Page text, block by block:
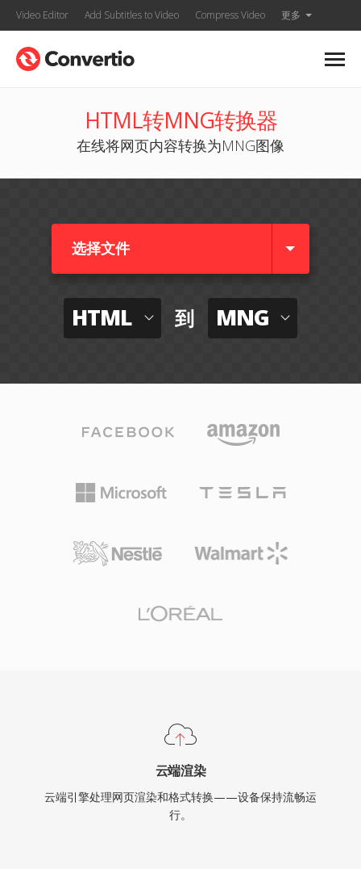
Video Editor Add Subtitles to Video Compress Video 更多
HTML转MNG转换器
在线将网页内容转换为MNG图像
选择文件
HTML 到 MNG
云端渲染
云端引擎处理网页渲染和格式转换——设备保持流畅运
行。